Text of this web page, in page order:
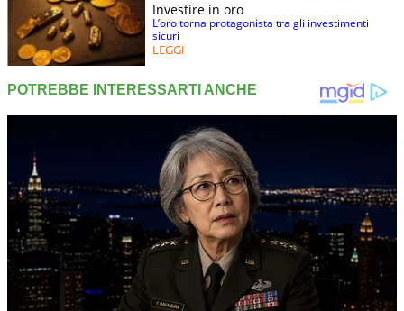
Investire in oro
L’oro torna protagonista tra gli investimenti
sicuri
LEGGI